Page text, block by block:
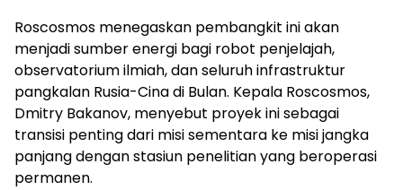
Roscosmos menegaskan pembangkit ini akan
menjadi sumber energi bagi robot penjelajah,
observatorium ilmiah, dan seluruh infrastruktur
pangkalan Rusia-Cina di Bulan. Kepala Roscosmos,
Dmitry Bakanov, menyebut proyek ini sebagai
transisi penting dari misi sementara ke misi jangka
panjang dengan stasiun penelitian yang beroperasi
permanen.